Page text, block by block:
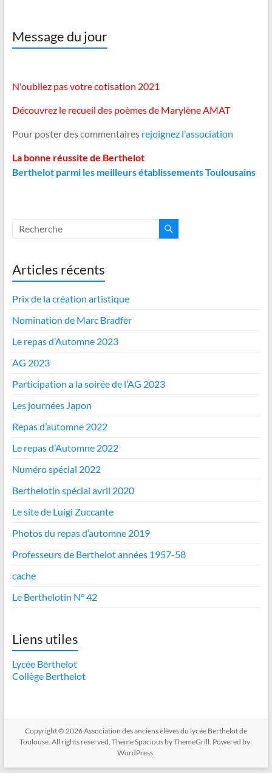
Message du jour
N'oubliez pas votre cotisation 2021
Découvrez le recueil des poèmes de Marylène AMAT
Pour poster des commentaires rejoignez l'association
La bonne réussite de Berthelot
Berthelot parmi les meilleurs établissements Toulousains
Articles récents
Prix de la création artistique
Nomination de Marc Bradfer
Le repas d’Automne 2023
AG 2023
Participation a la soirée de l’AG 2023
Les journées Japon
Repas d’automne 2022
Le repas d’Automne 2022
Numéro spécial 2022
Berthelotin spécial avril 2020
Le site de Luigi Zuccante
Photos du repas d’automne 2019
Professeurs de Berthelot années 1957-58
cache
Le Berthelotin N° 42
Liens utiles
Lycée Berthelot
Collège Berthelot
Copyright © 2026Association des anciens élèves du lycée Berthelot de
Toulouse . All rights reserved. ThemeSpacious by ThemeGrill. Powered by:
WordPress.